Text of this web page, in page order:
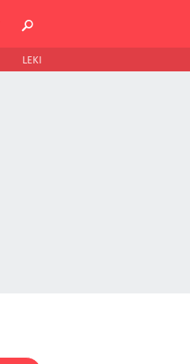
LEKI